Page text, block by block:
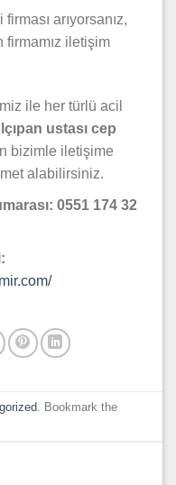
arıyorsanız,
firmamız iletişim
ile her türlü acil
ustası cep
bizimle iletişime
alabilirsiniz.
0551 174 32
. Bookmark the